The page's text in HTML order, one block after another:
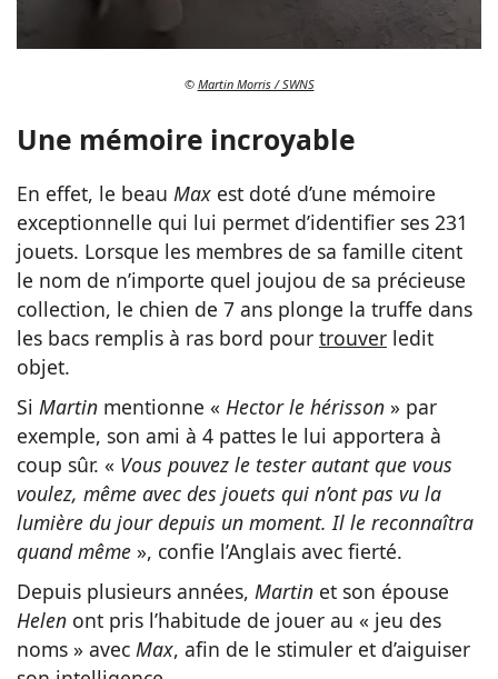
© Martin Morris / SWNS
Une mémoire incroyable
En effet, le beau Max est doté d’une mémoire
exceptionnelle qui lui permet d’identifier ses 231
jouets. Lorsque les membres de sa famille citent
le nom de n’importe quel joujou de sa précieuse
collection, le chien de 7 ans plonge la truffe dans
les bacs remplis à ras bord pour trouver ledit
objet.
Si Martin mentionne « Hector le hérisson » par
exemple, son ami à 4 pattes le lui apportera à
coup sûr. « Vous pouvez le tester autant que vous
voulez, même avec des jouets qui n’ont pas vu la
lumière du jour depuis un moment. Il le reconnaîtra
quand même », confie l’Anglais avec fierté.
Depuis plusieurs années, Martin et son épouse
Helen ont pris l’habitude de jouer au « jeu des
noms » avec Max, afin de le stimuler et d’aiguiser